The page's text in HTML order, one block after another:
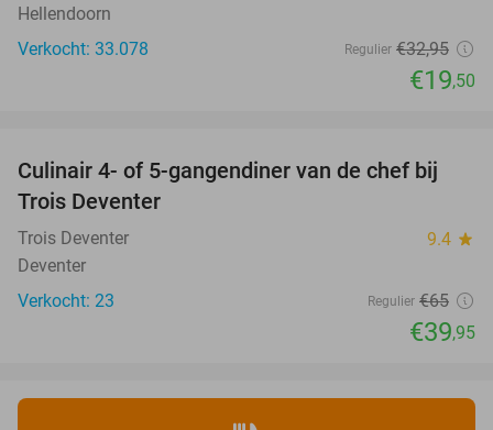
Hellendoorn
Verkocht: 33.078
Regulier €32,95
€19,50
39%
TODAY
Culinair 4- of 5-gangendiner van de chef bij
Trois Deventer
Trois Deventer 9.4 star
Deventer
Verkocht: 23
Regulier €65
€39,95